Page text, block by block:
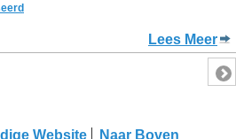
Lees Meer
Website Naar Boven